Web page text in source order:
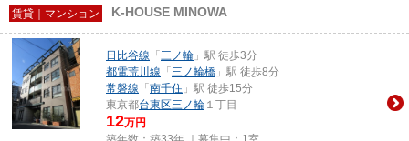
賃貸｜マンション K-HOUSE MINOWA
日比谷線 「 三ノ輪 」駅 徒歩3分
都電荒川線 「 三ノ輪橋 」駅 徒歩8分
常磐線 「 南千住 」駅 徒歩15分
東京都台東区三ノ輪 １丁目
12万円